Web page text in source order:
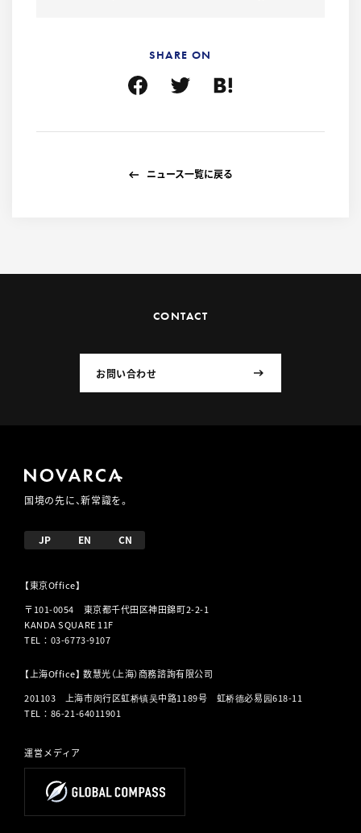
SHARE ON
ニュース一覧に戻る
CONTACT
お問い合わせ
国境の先に、新常識を。
JP EN CN
【東京Office】
〒101-0054 東京都千代田区神田錦町2-2-1
KANDA SQUARE 11F
TEL ： 03-6773-9107
【上海Office】 数慧光（上海）商務諮詢有限公司
201103 上海市闵行区虹桥镇吴中路1189号 虹桥德必易园618-11
TEL ： 86-21-64011901
運営メディア